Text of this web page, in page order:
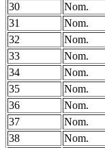
30
Nom.
31
Nom.
32
Nom.
33
Nom.
34
Nom.
35
Nom.
36
Nom.
37
Nom.
38
Nom.